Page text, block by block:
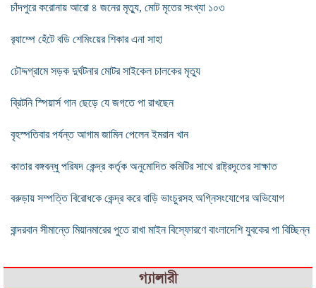
চাঁদপুরে করোনায় আরো ৪ জনের মৃত্যু, মোট মৃতের সংখ্যা ১০৩
ব়্যাম্পে হেঁটে বডি শেমিংয়ের শিকার এনা সাহা
চৌদ্দগ্রামে সড়ক দুর্ঘটনার মোটর সাইকেল চালকের মৃত্যু
ব্রিটনি স্পিয়ার্স গান ছেড়ে যে জগতে পা রাখছেন
বৃহস্পতিবার পর্যন্ত আগাম জামিন পেলেন ইমরান খান
কাতার বঙ্গবন্ধু পরিষদ কেন্দ্র কর্তৃক অনুমোদিত কমিটির সাথে রাষ্ট্রদূতের সাক্ষাত
বরুড়ায় সম্পত্তি বিরোধকে কেন্দ্র করে বাড়ি ভাংচুরসহ অগ্নিসংযোগের অভিযোগ
বান্দরবান সীমান্তে মিয়ানমারের পুতে রাখা মাইন বিস্ফোরণে বাংলাদেশি যুবকের পা বিচ্ছিন্ন
গ্যালারী